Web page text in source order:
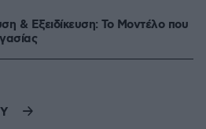
& Εξειδίκευση: Το Mοντέλο που